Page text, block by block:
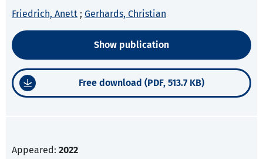
Friedrich, Anett ; Gerhards, Christian
Show publication
Free download (PDF, 513.7 KB)
Appeared: 2022